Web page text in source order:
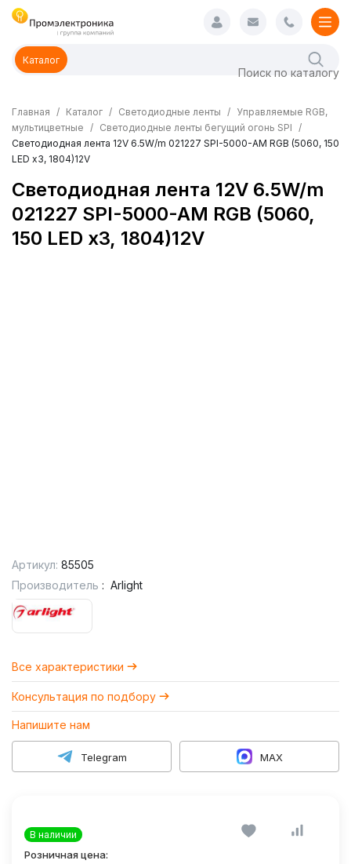
Каталог
Главная Каталог Светодиодные ленты
Управляемые RGB,
мультицветные
Светодиодные ленты бегущий огонь SPI
Светодиодная лента 12V 6.5W/m 021227 SPI-5000-AM RGB (5060, 150
LED x3, 1804)12V
Светодиодная лента 12V 6.5W/m
021227 SPI-5000-AM RGB (5060,
150 LED x3, 1804)12V
Артикул: 85505
Производитель : Arlight
Все характеристики
Консультация по подбору
Напишите нам
Telegram MAX
В наличии
Розничная цена: